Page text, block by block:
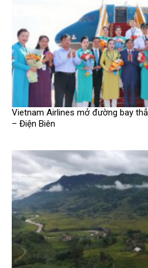
Vietnam Airlines mở đường bay
– Điện Biên